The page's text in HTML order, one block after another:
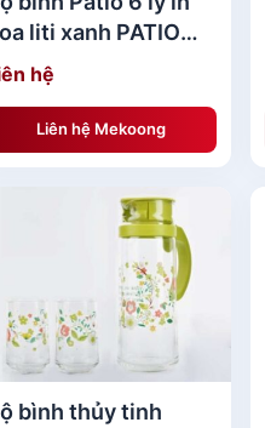
liti xanh PATIO
FLOWER
hệ
Liên hệ Mekoong
bình thủy tinh